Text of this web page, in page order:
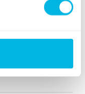
tandblekning